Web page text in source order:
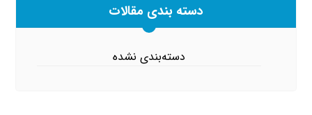
دسته بندی مقالات
دسته‌بندی نشده